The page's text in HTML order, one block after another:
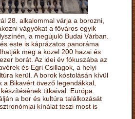
28. alkalommal várja a borozni,
vágyókat a főváros egyik
a megújuló Budai Várban.
este is káprázatos panoráma
meg a közel 200 hazai és
borát. Az idei év fókuszába az
és Egri Csillagok, a helyi
kerül. A borok kóstolásán kívül
a Bikavért övező legendákkal,
titkaival. Európa
a bor és kultúra találkozását
kínálat teszi most is